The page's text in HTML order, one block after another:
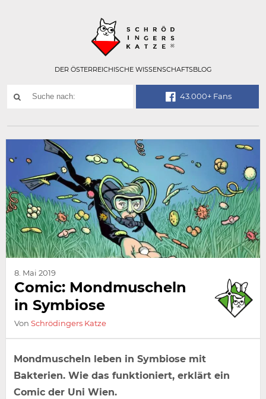
DER ÖSTERREICHISCHE WISSENSCHAFTSBLOG
SUCHE
43.000+ Fans
8. Mai 2019
Comic: Mondmuscheln
in Symbiose
Von Schrödingers Katze
Mondmuscheln leben in Symbiose mit
Bakterien. Wie das funktioniert, erklärt ein
Comic der Uni Wien.